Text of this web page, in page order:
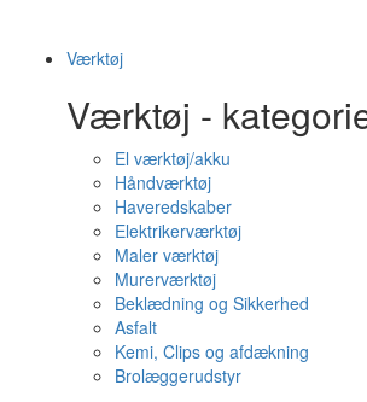
Værktøj
Værktøj -
El værktøj/akku
Håndværktøj
Haveredskaber
Elektrikerværktøj
Maler værktøj
Murerværktøj
Beklædning og Sikkerhed
Asfalt
Kemi, Clips og afdækning
Brolæggerudstyr